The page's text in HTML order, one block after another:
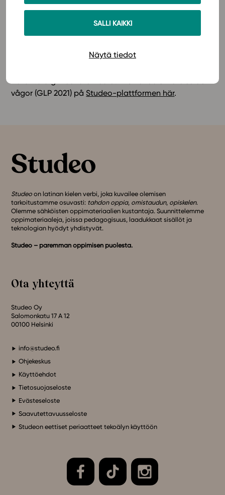
SALLI KAIKKI
Näytä tiedot
analys. Det finns klara och tydliga
programinstruktioner som är till hjälp då olika
sinusfunktion till data och FFT-analys upp.
vågor (GLP 2021) påStudeo-plattformen här.
Studeo on latinan kielen verbi, joka kuvailee olemisen
tarkoitustamme osuvasti: tahdon oppia, omistaudun, opiskelen.
Olemme sähköisten oppimateriaalien kustantaja. Suunnittelemme
oppimateriaaleja, joissa pedagogisuus, laadukkaat sisällöt ja
teknologian hyödyt yhdistyvät.
Studeo – paremman oppimisen puolesta.
Ota yhteyttä
Studeo Oy
Salomonkatu 17 A 12
00100 Helsinki
info@studeo.fi
Ohjekeskus
Käyttöehdot
Tietosuojaseloste
Evästeseloste
Saavutettavuusseloste
Studeon eettiset periaatteet tekoälyn käyttöön